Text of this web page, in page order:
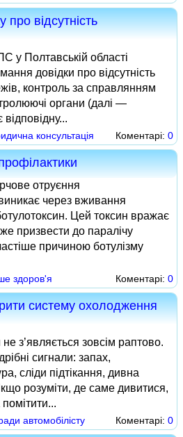
про відсутність
у Полтавській області
довідки про відсутність
контроль за справлянням
органи (далі —
консультація Коментарі: 0
отруєння
через вживання
Цей токсин вражає
призвести до паралічу
причиною ботулізму
здоров'я Коментарі: 0
систему охолодження
з’являється зовсім раптово.
сигнали: запах,
сліди підтікання, дивна
розуміти, де саме дивитися,
автомобілісту Коментарі: 0